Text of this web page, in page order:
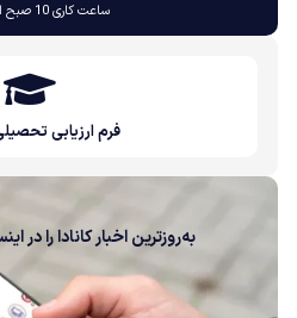
ساعت کاری 10 صبح الی 6 عصر
فرم ارزیابی
به‌روزترین اخبار کانادا را در